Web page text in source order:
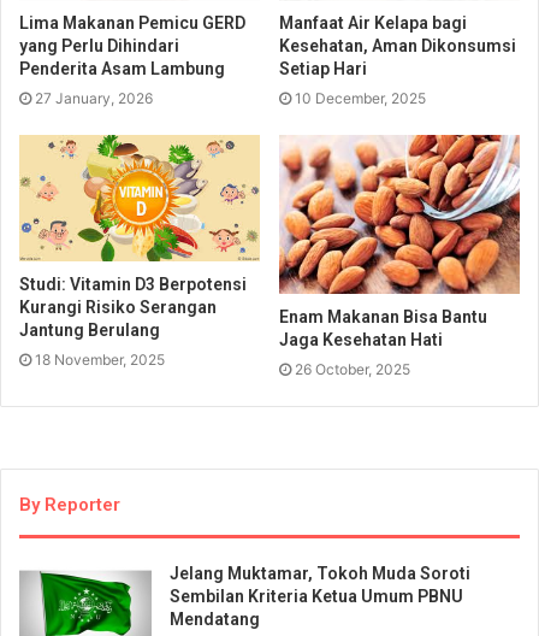
Lima Makanan Pemicu GERD
yang Perlu Dihindari
Penderita Asam Lambung
27 January, 2026
Manfaat Air Kelapa bagi
Kesehatan, Aman Dikonsumsi
Setiap Hari
10 December, 2025
Studi: Vitamin D3 Berpotensi
Kurangi Risiko Serangan
Jantung Berulang
18 November, 2025
Enam Makanan Bisa Bantu
Jaga Kesehatan Hati
26 October, 2025
By Reporter
Jelang Muktamar, Tokoh Muda Soroti
Sembilan Kriteria Ketua Umum PBNU
Mendatang